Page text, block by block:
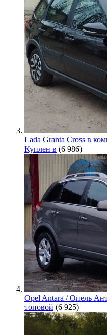
Lada Granta Cross в
Куплен в (6 986)
Opel Antara / Опель
топовой (6 925)